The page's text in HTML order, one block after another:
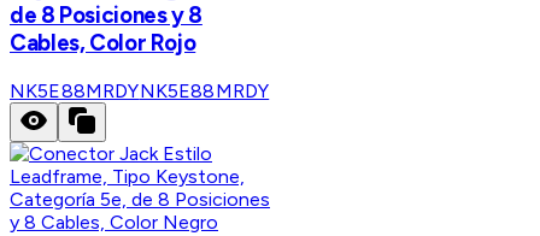
de 8 Posiciones y 8
Cables, Color Rojo
NK5E88MRDYNK5E88MRDY